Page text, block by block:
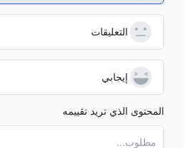
التعليقات
إيجابي
المحتوى الذي تريد تقييمه
مطلوب...